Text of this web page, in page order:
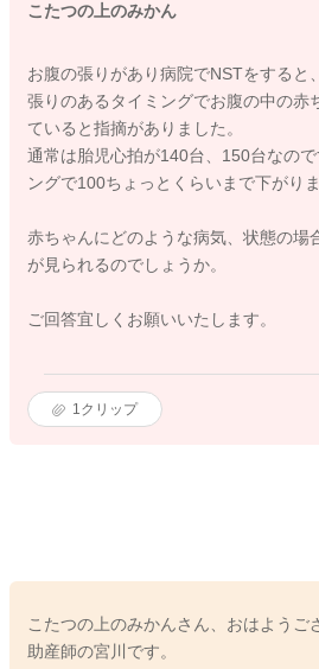
こたつの上のみかん
お腹の張りがあり病院でNSTをすると、
張りのあるタイミングでお腹の中の赤
ていると指摘がありました。
通常は胎児心拍が140台、150台なの
ングで100ちょっとくらいまで下がりま
赤ちゃんにどのような病気、状態の場
が見られるのでしょうか。
ご回答宜しくお願いいたします。
1 クリップ
こたつの上のみかんさん、おはようご
助産師の宮川です。